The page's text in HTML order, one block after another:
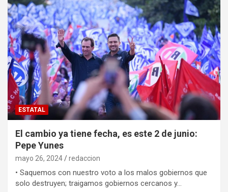
ESTATAL
El cambio ya tiene fecha, es este 2 de junio:
Pepe Yunes
mayo 26, 2024 redaccion
• Saquemos con nuestro voto a los malos gobiernos que
solo destruyen; traigamos gobiernos cercanos y…